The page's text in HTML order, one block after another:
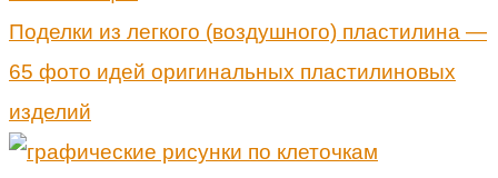
Поделки из легкого (воздушного) пластилина —
65 фото идей оригинальных пластилиновых
изделий